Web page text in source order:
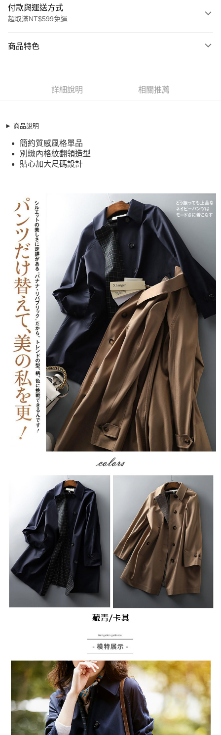
付款與運送方式
超取滿NT$599免運
信用卡一次付款
街口支付
悠遊付
全盈+PAY
【關於「AFTEE先享後付」】
AFTEE先享後付是「在收到商品之後才付款」的支付方式。 讓您購物簡單
便利好安心！
１．簡單：不需註冊會員、不需綁卡、不需儲值。
２．便利：只要手機號碼，簡訊認證，即可結帳。
３．安心：先確認商品／服務後，再付款。
【「AFTEE先享後付」結帳流程】
１．於結帳方式選擇「AFTEE先享後付」後，將跳轉至「AFTEE先享後付」
結帳頁面，進行簡訊認證並確認金額後，即可完成結帳。
２．訂單成立數日內，您將收到繳費通知簡訊。
３．收到繳費通知簡訊後14天內，點擊此簡訊中的連結，可透過四大超商／
ATM／網路銀行／等多元方式進行付款，方視為交易完成。
※ 請注意：結帳手續完成當下不需立刻繳費，但若您需要取消訂單，請聯絡
購買商品的店家。未經商家同意取消之訂單仍視為有效，需透過AFTEE先享
後付繳納相關費用。
※ 交易是否成功請以「AFTEE先享後付 」之結帳頁面顯示為準，若有關於
是否繳費成功／繳費後需取消欲退款等相關疑問，請聯繫「AFTEE先享後付
客戶支援中心」
https://netprotections.freshdesk.com/support/home
【注意事項】
１．透過由恩沛科技股份有限公司提供之「AFTEE先享後付」服務完成之交
易，需依本服務之必要範圍內提供個人資料，並將交易相關給付款項請求債
權轉讓予恩沛科技股份有限公司。
２．關於個人資料處理事宜，請瀏覽以下網址：
https://aftee.tw/terms/#terms3
３．未成年的使用者請事先徵得法定代理人或監護人之同意方可使用
「AFTEE先享後付」，若未經同意申辦者引起之損失，本公司不負相關責
４．使用「AFTEE先享後付」時，將依據個別帳號之用戶狀況，依本公司即
請求用戶進行身份認證。
５．嚴禁一人註冊多個帳號或使用他人資訊註冊。若發現惡意使用之情形，
恩沛科技股份有限公司將有權停止該用戶之使用額度並採取法律行動。
ATM付款
運送方式
全家取貨付款
每筆NT$79，滿NT$599(含以上)免運費
付款後全家取貨
每筆NT$79，滿NT$599(含以上)免運費
7-11取貨付款
每筆NT$79，滿NT$1,000(含以上)免運費
付款後7-11取貨
每筆NT$79，滿NT$1,000(含以上)免運費
宅配
每筆NT$90，滿NT$1,000(含以上)免運費
宅配離島
每筆NT$100，滿NT$1,500(含以上)免運費
商品特色
簡約質感風格單品
貼心加大尺碼設計
銷售重點
別緻內格紋翻領造型
貼心加大尺碼設計
詳細說明 相關推薦
► 商品說明
簡約質感風格單品
別緻內格紋翻領造型
貼心加大尺碼設計